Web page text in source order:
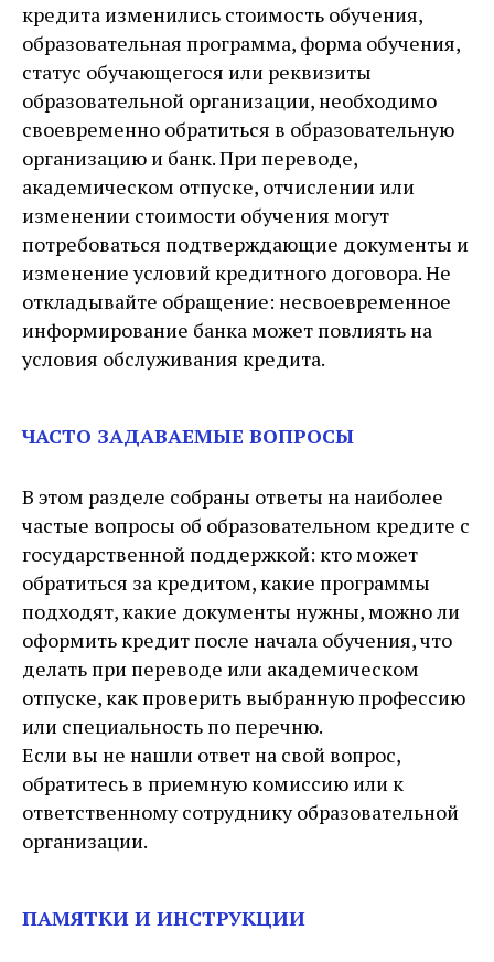
кредита изменились стоимость обучения,
образовательная программа, форма обучения,
статус обучающегося или реквизиты
образовательной организации, необходимо
своевременно обратиться в образовательную
организацию и банк. При переводе,
академическом отпуске, отчислении или
изменении стоимости обучения могут
потребоваться подтверждающие документы и
изменение условий кредитного договора. Не
откладывайте обращение: несвоевременное
информирование банка может повлиять на
условия обслуживания кредита.
ЧАСТО ЗАДАВАЕМЫЕ ВОПРОСЫ
В этом разделе собраны ответы на наиболее
частые вопросы об образовательном кредите с
государственной поддержкой: кто может
обратиться за кредитом, какие программы
подходят, какие документы нужны, можно ли
оформить кредит после начала обучения, что
делать при переводе или академическом
отпуске, как проверить выбранную профессию
или специальность по перечню.
Если вы не нашли ответ на свой вопрос,
обратитесь в приемную комиссию или к
ответственному сотруднику образовательной
организации.
ПАМЯТКИ И ИНСТРУКЦИИ